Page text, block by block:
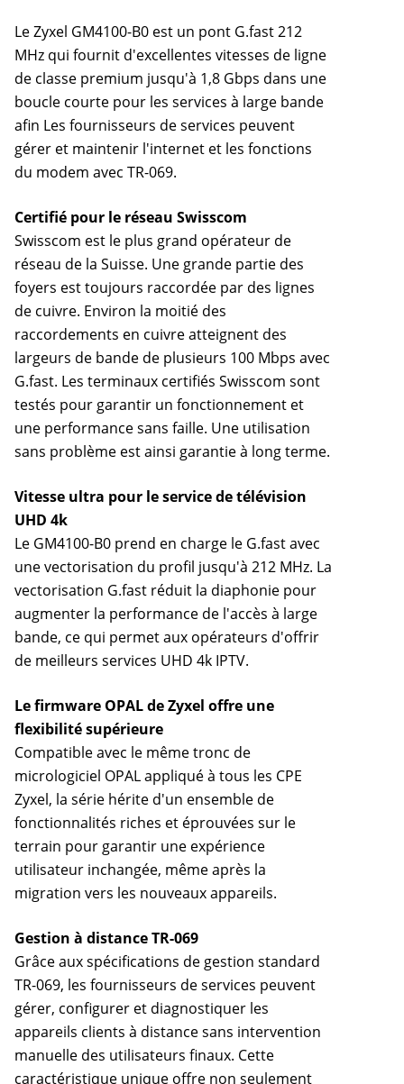
Le Zyxel GM4100-B0 est un pont G.fast 212
MHz qui fournit d'excellentes vitesses de ligne
de classe premium jusqu'à 1,8 Gbps dans une
boucle courte pour les services à large bande
afin Les fournisseurs de services peuvent
gérer et maintenir l'internet et les fonctions
du modem avec TR-069.
Certifié pour le réseau Swisscom
Swisscom est le plus grand opérateur de
réseau de la Suisse. Une grande partie des
foyers est toujours raccordée par des lignes
de cuivre. Environ la moitié des
raccordements en cuivre atteignent des
largeurs de bande de plusieurs 100 Mbps avec
G.fast. Les terminaux certifiés Swisscom sont
testés pour garantir un fonctionnement et
une performance sans faille. Une utilisation
sans problème est ainsi garantie à long terme.
Vitesse ultra pour le service de télévision
UHD 4k
Le GM4100-B0 prend en charge le G.fast avec
une vectorisation du profil jusqu'à 212 MHz. La
vectorisation G.fast réduit la diaphonie pour
augmenter la performance de l'accès à large
bande, ce qui permet aux opérateurs d'offrir
de meilleurs services UHD 4k IPTV.
Le firmware OPAL de Zyxel offre une
flexibilité supérieure
Compatible avec le même tronc de
micrologiciel OPAL appliqué à tous les CPE
Zyxel, la série hérite d'un ensemble de
fonctionnalités riches et éprouvées sur le
terrain pour garantir une expérience
utilisateur inchangée, même après la
migration vers les nouveaux appareils.
Gestion à distance TR-069
Grâce aux spécifications de gestion standard
TR-069, les fournisseurs de services peuvent
gérer, configurer et diagnostiquer les
appareils clients à distance sans intervention
manuelle des utilisateurs finaux. Cette
caractéristique unique offre non seulement